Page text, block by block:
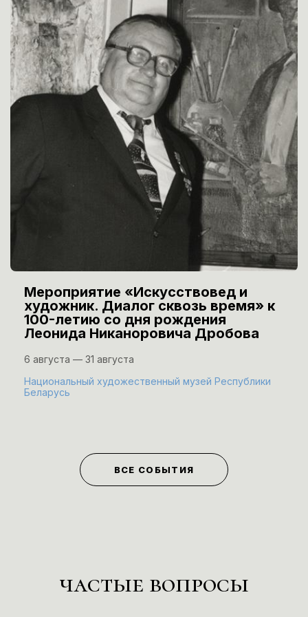
Мероприятие «Искусствовед и
художник. Диалог сквозь время» к
100-летию со дня рождения
Леонида Никаноровича Дробова
6 августа — 31 августа
Национальный художественный музей Республики
Беларусь
ВСЕ СОБЫТИЯ
частые вопросы